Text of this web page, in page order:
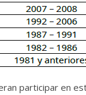
participar en